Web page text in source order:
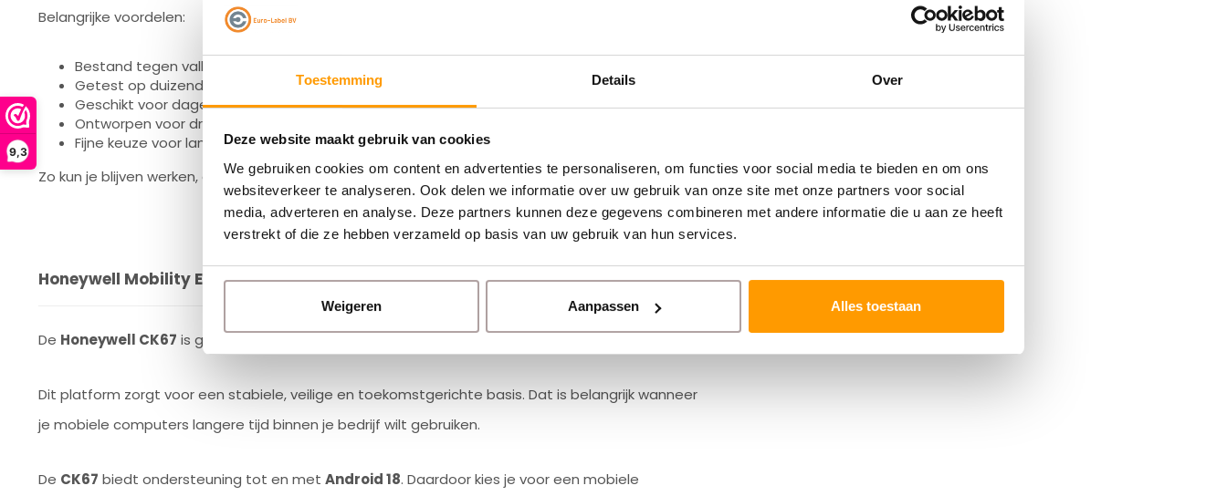
Toestemming Details Over
Deze website maakt gebruik van cookies
We gebruiken cookies om content en advertenties te personaliseren, om functies voor social media te bieden en om ons
websiteverkeer te analyseren. Ook delen we informatie over uw gebruik van onze site met onze partners voor social
media, adverteren en analyse. Deze partners kunnen deze gegevens combineren met andere informatie die u aan ze heeft
verstrekt of die ze hebben verzameld op basis van uw gebruik van hun services.
Weigeren Aanpassen Alles toestaan
9,3
Belangrijke voordelen:
Bestand tegen vallen tot 2,5 meter
Getest op duizenden valpartijen van 1 meter
Geschikt voor dagelijks gebruik in magazijn en logistiek
Ontworpen voor drukke werkomgevingen
Fijne keuze voor langdurige inzet
Zo kun je blijven werken, ook wanneer de omstandigheden minder rustig of netjes zijn.
Honeywell Mobility Edge platform
De Honeywell CK67 is gebouwd op het
Dit platform zorgt voor een stabiele, veilige en toekomstgerichte basis. Dat is belangrijk wanneer
je mobiele computers langere tijd binnen je bedrijf wilt gebruiken.
De CK67 biedt ondersteuning tot en met Android 18. Daardoor kies je voor een mobiele